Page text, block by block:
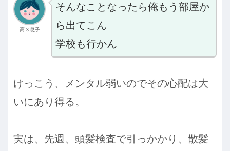
高３息子
そんなことなったら俺もう部屋か
ら出てこん
学校も行かん
けっこう、メンタル弱いのでその心配は大
いにあり得る。
実は、先週、頭髪検査で引っかかり、散髪